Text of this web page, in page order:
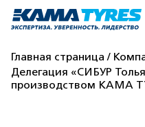
Главная страница
Делегация «СИБУР
производством KAMA